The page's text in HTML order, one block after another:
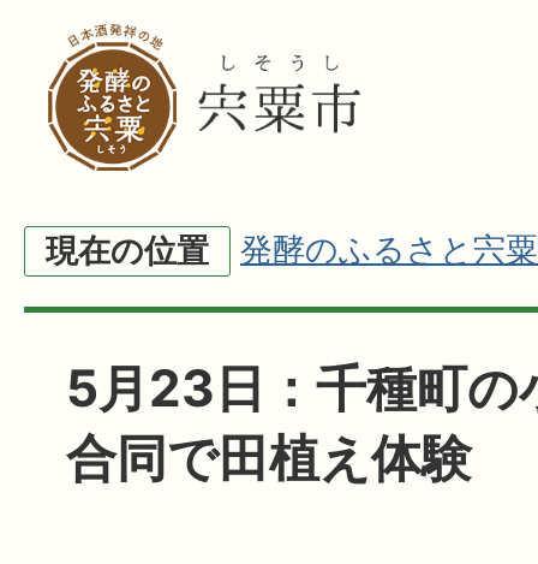
現在の位置 発酵のふるさと宍粟
5月23日：千種町の
合同で田植え体験